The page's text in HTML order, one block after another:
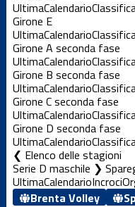
UltimaCalendario
Girone E
UltimaCalendario
Girone A seconda fase
UltimaCalendario
Girone B seconda fase
UltimaCalendario
Girone C seconda fase
UltimaCalendario
Girone D seconda fase
UltimaCalendario
Elenco delle stagioni
Serie D maschile ❯
UltimaCalendarioIncroci
Brenta Volley